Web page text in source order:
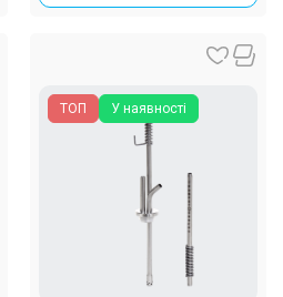
У наявності
ТОП